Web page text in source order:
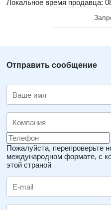
Локальное время продавца:
Отправить сообщение
Пожалуйста, перепроверьте
международном формате, с
этой страной